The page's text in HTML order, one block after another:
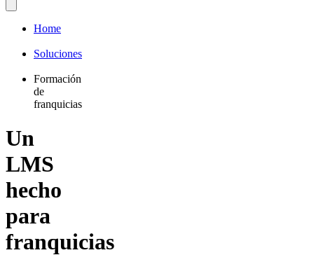
Home
Soluciones
Formación
de
franquicias
Un
LMS
hecho
para
franquicias